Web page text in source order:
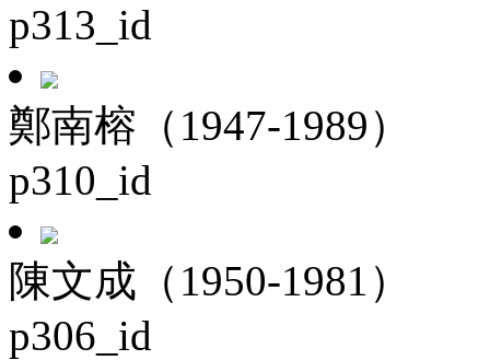
p313_id
鄭南榕（1947-1989）
p310_id
陳文成（1950-1981）
p306_id